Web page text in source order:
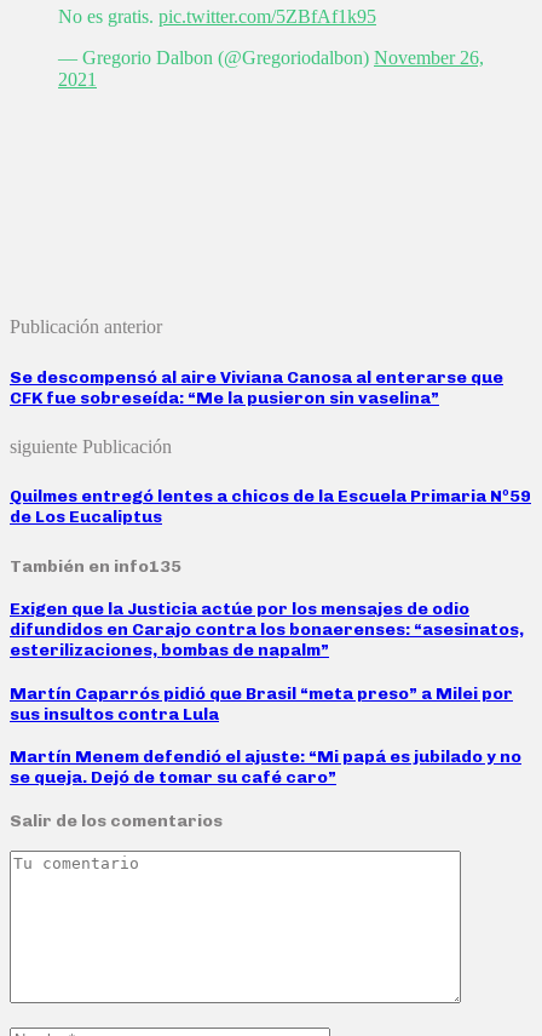
No es gratis. pic.twitter.com/5ZBfAf1k95
— Gregorio Dalbon (@Gregoriodalbon) November 26,
2021
Publicación anterior
Se descompensó al aire Viviana Canosa al enterarse que
CFK fue sobreseída: “Me la pusieron sin vaselina”
siguiente Publicación
Quilmes entregó lentes a chicos de la Escuela Primaria Nº59
de Los Eucaliptus
También en info135
Exigen que la Justicia actúe por los mensajes de odio
difundidos en Carajo contra los bonaerenses: “asesinatos,
esterilizaciones, bombas de napalm”
Martín Caparrós pidió que Brasil “meta preso” a Milei por
sus insultos contra Lula
Martín Menem defendió el ajuste: “Mi papá es jubilado y no
se queja. Dejó de tomar su café caro”
Salir de los comentarios